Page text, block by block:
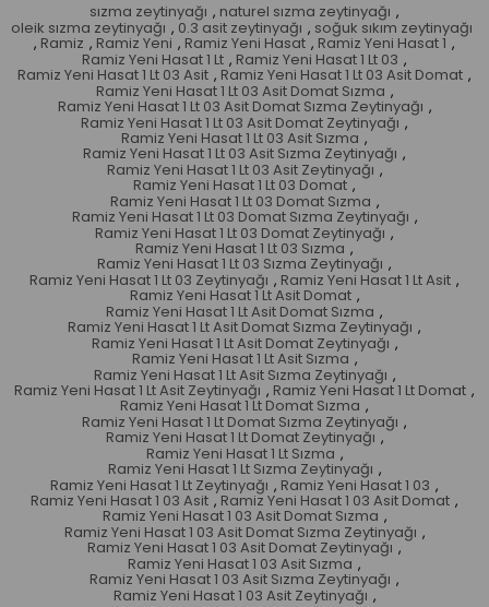
sızma zeytinyağı , naturel sızma zeytinyağı ,
oleik sızma zeytinyağı , 0.3 asit zeytinyağı , soğuk sıkım zeytinyağı
, Ramiz , Ramiz Yeni , Ramiz Yeni Hasat , Ramiz Yeni Hasat 1 ,
Ramiz Yeni Hasat 1 Lt , Ramiz Yeni Hasat 1 Lt 03 ,
Ramiz Yeni Hasat 1 Lt 03 Asit , Ramiz Yeni Hasat 1 Lt 03 Asit Domat ,
Ramiz Yeni Hasat 1 Lt 03 Asit Domat Sızma ,
Ramiz Yeni Hasat 1 Lt 03 Asit Domat Sızma Zeytinyağı ,
Ramiz Yeni Hasat 1 Lt 03 Asit Domat Zeytinyağı ,
Ramiz Yeni Hasat 1 Lt 03 Asit Sızma ,
Ramiz Yeni Hasat 1 Lt 03 Asit Sızma Zeytinyağı ,
Ramiz Yeni Hasat 1 Lt 03 Asit Zeytinyağı ,
Ramiz Yeni Hasat 1 Lt 03 Domat ,
Ramiz Yeni Hasat 1 Lt 03 Domat Sızma ,
Ramiz Yeni Hasat 1 Lt 03 Domat Sızma Zeytinyağı ,
Ramiz Yeni Hasat 1 Lt 03 Domat Zeytinyağı ,
Ramiz Yeni Hasat 1 Lt 03 Sızma ,
Ramiz Yeni Hasat 1 Lt 03 Sızma Zeytinyağı ,
Ramiz Yeni Hasat 1 Lt 03 Zeytinyağı , Ramiz Yeni Hasat 1 Lt Asit ,
Ramiz Yeni Hasat 1 Lt Asit Domat ,
Ramiz Yeni Hasat 1 Lt Asit Domat Sızma ,
Ramiz Yeni Hasat 1 Lt Asit Domat Sızma Zeytinyağı ,
Ramiz Yeni Hasat 1 Lt Asit Domat Zeytinyağı ,
Ramiz Yeni Hasat 1 Lt Asit Sızma ,
Ramiz Yeni Hasat 1 Lt Asit Sızma Zeytinyağı ,
Ramiz Yeni Hasat 1 Lt Asit Zeytinyağı , Ramiz Yeni Hasat 1 Lt Domat ,
Ramiz Yeni Hasat 1 Lt Domat Sızma ,
Ramiz Yeni Hasat 1 Lt Domat Sızma Zeytinyağı ,
Ramiz Yeni Hasat 1 Lt Domat Zeytinyağı ,
Ramiz Yeni Hasat 1 Lt Sızma ,
Ramiz Yeni Hasat 1 Lt Sızma Zeytinyağı ,
Ramiz Yeni Hasat 1 Lt Zeytinyağı , Ramiz Yeni Hasat 1 03 ,
Ramiz Yeni Hasat 1 03 Asit , Ramiz Yeni Hasat 1 03 Asit Domat ,
Ramiz Yeni Hasat 1 03 Asit Domat Sızma ,
Ramiz Yeni Hasat 1 03 Asit Domat Sızma Zeytinyağı ,
Ramiz Yeni Hasat 1 03 Asit Domat Zeytinyağı ,
Ramiz Yeni Hasat 1 03 Asit Sızma ,
Ramiz Yeni Hasat 1 03 Asit Sızma Zeytinyağı ,
Ramiz Yeni Hasat 1 03 Asit Zeytinyağı ,